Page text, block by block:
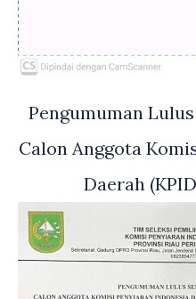
Pengumuman
Calon Anggota
Daerah